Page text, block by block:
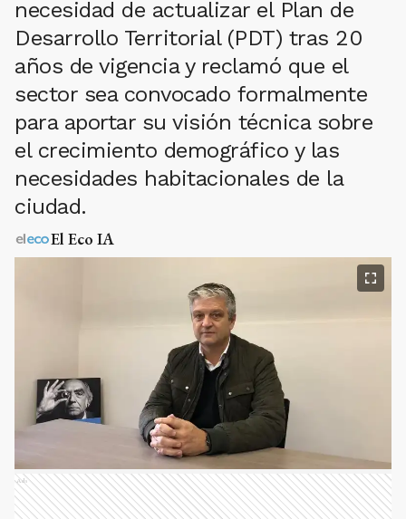
necesidad de actualizar el Plan de
Desarrollo Territorial (PDT) tras 20
años de vigencia y reclamó que el
sector sea convocado formalmente
para aportar su visión técnica sobre
el crecimiento demográfico y las
necesidades habitacionales de la
ciudad.
El Eco IA
Ads